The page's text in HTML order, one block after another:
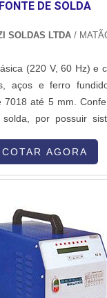
FONTE DE SOLDA
SOLDAS LTDA /
(220 V, 60 Hz) e
aços e ferro
7018 até 5 mm.
por possuir
de solda resiste às
COTAR AGORA